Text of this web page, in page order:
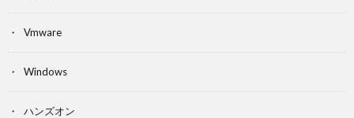
Vmware
Windows
ハンズオン